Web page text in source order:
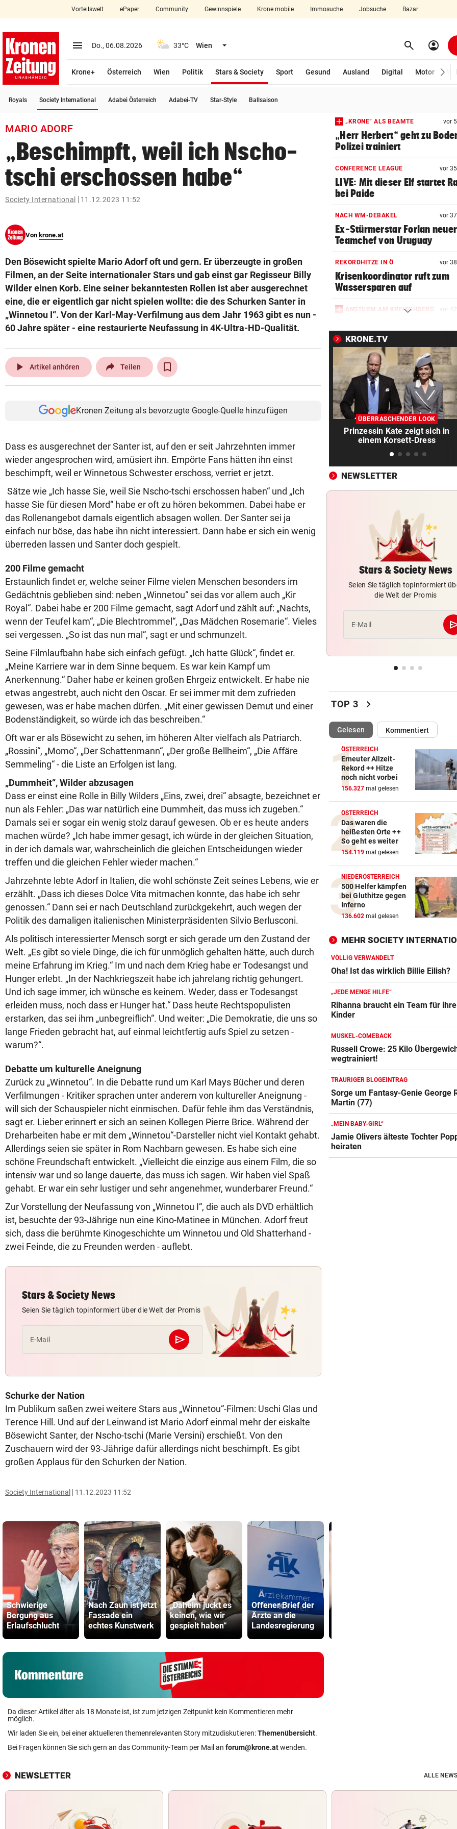
closeSchließen
account_circle Anmelden
arrow_right
Wien
bookmark
search
Suchbegriff
eingeben
© Krone Multimedia GmbH & Co KG 2026
Vorteilswelt ePaper Community Gewinnspiele Krone mobile Immosuche Jobsuche Bazar
menu Menü aufklappen
Do., 06.08.2026 33°C Wien Menü aufklappen search Suchen
account_circle
Krone+ Österreich Wien Politik Stars & Society
Sport
Gesund Ausland Digital Motor
Royals Society International Adabei Österreich Adabei-TV Star-Style Ballsaison
MARIO ADORF
„Beschimpft, weil ich Nscho-
tschi erschossen habe“
Society International 11.12.2023 11:52
Von krone.at
Den Bösewicht spielte Mario Adorf oft und gern. Er überzeugte in großen
Filmen, an der Seite internationaler Stars und gab einst gar Regisseur Billy
Wilder einen Korb. Eine seiner bekanntesten Rollen ist aber ausgerechnet
eine, die er eigentlich gar nicht spielen wollte: die des Schurken Santer in
„Winnetou I“. Von der Karl-May-Verfilmung aus dem Jahr 1963 gibt es nun -
60 Jahre später - eine restaurierte Neufassung in 4K-Ultra-HD-Qualität.
play_arrow Artikel anhören Teilen
Kronen Zeitung als bevorzugte Google-Quelle hinzufügen
Dass es ausgerechnet der Santer ist, auf den er seit Jahrzehnten immer
wieder angesprochen wird, amüsiert ihn. Empörte Fans hätten ihn einst
beschimpft, weil er Winnetous Schwester erschoss, verriet er jetzt.
Sätze wie „Ich hasse Sie, weil Sie Nscho-tschi erschossen haben“ und „Ich
hasse Sie für diesen Mord“ habe er oft zu hören bekommen. Dabei habe er
das Rollenangebot damals eigentlich absagen wollen. Der Santer sei ja
einfach nur böse, das habe ihn nicht interessiert. Dann habe er sich ein wenig
überreden lassen und Santer doch gespielt.
200 Filme gemacht
Erstaunlich findet er, welche seiner Filme vielen Menschen besonders im
Gedächtnis geblieben sind: neben „Winnetou“ sei das vor allem auch „Kir
Royal“. Dabei habe er 200 Filme gemacht, sagt Adorf und zählt auf: „Nachts,
wenn der Teufel kam“, „Die Blechtrommel“, „Das Mädchen Rosemarie“. Vieles
sei vergessen. „So ist das nun mal“, sagt er und schmunzelt.
Seine Filmlaufbahn habe sich einfach gefügt. „Ich hatte Glück“, findet er.
„Meine Karriere war in dem Sinne bequem. Es war kein Kampf um
Anerkennung.“ Daher habe er keinen großen Ehrgeiz entwickelt. Er habe nie
etwas angestrebt, auch nicht den Oscar. Er sei immer mit dem zufrieden
gewesen, was er habe machen dürfen. „Mit einer gewissen Demut und einer
Bodenständigkeit, so würde ich das beschreiben.“
Oft war er als Bösewicht zu sehen, im höheren Alter vielfach als Patriarch.
„Rossini“, „Momo“, „Der Schattenmann“, „Der große Bellheim“, „Die Affäre
Semmeling“ - die Liste an Erfolgen ist lang.
„Dummheit“, Wilder abzusagen
Dass er einst eine Rolle in Billy Wilders „Eins, zwei, drei“ absagte, bezeichnet er
nun als Fehler: „Das war natürlich eine Dummheit, das muss ich zugeben.“
Damals sei er sogar ein wenig stolz darauf gewesen. Ob er es heute anders
machen würde? „Ich habe immer gesagt, ich würde in der gleichen Situation,
in der ich damals war, wahrscheinlich die gleichen Entscheidungen wieder
treffen und die gleichen Fehler wieder machen.“
Jahrzehnte lebte Adorf in Italien, die wohl schönste Zeit seines Lebens, wie er
erzählt. „Dass ich dieses Dolce Vita mitmachen konnte, das habe ich sehr
genossen.“ Dann sei er nach Deutschland zurückgekehrt, auch wegen der
Politik des damaligen italienischen Ministerpräsidenten Silvio Berlusconi.
Als politisch interessierter Mensch sorgt er sich gerade um den Zustand der
Welt. „Es gibt so viele Dinge, die ich für unmöglich gehalten hätte, auch durch
meine Erfahrung im Krieg.“ Im und nach dem Krieg habe er Todesangst und
Hunger erlebt. „In der Nachkriegszeit habe ich jahrelang richtig gehungert.
Und ich sage immer, ich wünsche es keinem. Weder, dass er Todesangst
erleiden muss, noch dass er Hunger hat.“ Dass heute Rechtspopulisten
erstarken, das sei ihm „unbegreiflich“. Und weiter: „Die Demokratie, die uns so
lange Frieden gebracht hat, auf einmal leichtfertig aufs Spiel zu setzen -
warum?“.
Debatte um kulturelle Aneignung
Zurück zu „Winnetou“. In die Debatte rund um Karl Mays Bücher und deren
Verfilmungen - Kritiker sprachen unter anderem von kultureller Aneignung -
will sich der Schauspieler nicht einmischen. Dafür fehle ihm das Verständnis,
sagt er. Lieber erinnert er sich an seinen Kollegen Pierre Brice. Während der
Dreharbeiten habe er mit dem „Winnetou“-Darsteller nicht viel Kontakt gehabt.
Allerdings seien sie später in Rom Nachbarn gewesen. Es habe sich eine
schöne Freundschaft entwickelt. „Vielleicht die einzige aus einem Film, die so
intensiv war und so lange dauerte, das muss ich sagen. Wir haben viel Spaß
gehabt. Er war ein sehr lustiger und sehr angenehmer, wunderbarer Freund.“
Zur Vorstellung der Neufassung von „Winnetou I“, die auch als DVD erhältlich
ist, besuchte der 93-Jährige nun eine Kino-Matinee in München. Adorf freut
sich, dass die berühmte Kinogeschichte um Winnetou und Old Shatterhand -
zwei Feinde, die zu Freunden werden - auflebt.
Stars & Society News
Seien Sie täglich topinformiert über die Welt der Promis
E-Mail send
Abschicken
Schurke der Nation
Im Publikum saßen zwei weitere Stars aus „Winnetou“-Filmen: Uschi Glas und
Terence Hill. Und auf der Leinwand ist Mario Adorf einmal mehr der eiskalte
Bösewicht Santer, der Nscho-tschi (Marie Versini) erschießt. Von den
Zuschauern wird der 93-Jährige dafür allerdings nicht beschimpft. Es gibt
großen Applaus für den Schurken der Nation.
Society International 11.12.2023 11:52
Schwierige
Bergung aus
Erlaufschlucht
Nach Zaun ist jetzt
Fassade ein
echtes Kunstwerk
„Daheim juckt es
keinen, wie wir
gespielt haben“
Offener Brief der
Ärzte an die
Landesregierung
Da dieser Artikel älter als 18 Monate ist, ist zum jetzigen Zeitpunkt kein Kommentieren mehr
möglich.
Wir laden Sie ein, bei einer aktuelleren themenrelevanten Story mitzudiskutieren:Themenübersicht.
Bei Fragen können Sie sich gern an das Community-Team per Mail an forum@krone.atwenden.
„KRONE“ ALS BEAMTE vor
„Herr Herbert“ geht zu
Polizei trainiert
CONFERENCE LEAGUE vor
LIVE: Mit dieser Elf startet
bei Paide
NACH WM-DEBAKEL vor
Ex-Stürmerstar Forlan neuer
Teamchef von Uruguay
REKORDHITZE IN Ö vor
Krisenkoordinator ruft zum
Wassersparen auf
ANSTURM AM KREISCHBERG vor
Liftsessel wollen
HISTORISCHE FAHRT vor 42
Weltrekord! Weltmeister siegt
unter Schmerzen
FLASCHE UND SCHWERT vor
Lange Gefängnisstrafen
Folter-Vergewaltigung
Brand in Mehrparteienhaus
Personen evakuiert
Oha! Ist das wirklich Billie
SCHRECK FÜR DEUTSCHEN
Riesenschlange beim
Rasenmähen entdeckt
Rekord-Alpinist Purja am
WALDBRAND-WARNSYSTEM vor
KI-Drohnen sollen durch das
für Leipzig fix
WENDE KURZ VOR ANPFIFF
Jetzt also doch! ORF zeigt das
Spiel der Austria
IN MEHREREN GEMEINDEN vor
Aufgedeckt! Chaos bei
Wassergebühren im Ländle
BRENZLIGE SITUATION vor
Trumps Heli beinahe mit
Passagierjet kollidiert
Wunschspieler! GAK angelt
junges ÖFB-Juwel
AUCH NEUER THEMENWEG vor
Nationalpark sucht wieder
„JEDE MENGE HILFE“
Rihanna braucht ein Team
drei Kinder
GROSSEINSATZ IN WIEN vor 2
Dorotheum-Überfall: Täter in
Filiale verschanzt
KRONE.TV
ÜBERRASCHENDER LOOK
Prinzessin Kate zeigt sich in
einem Korsett-Dress
NEWSLETTER
Stars & Society News
Seien Sie täglich topinformiert
die Welt der Promis
E-Mail
TOP 3 chevron_right
Gelesen(ausgewählt)Kommentiert
ÖSTERREICH
Erneuter Allzeit-
Rekord ++ Hitze
noch nicht vorbei
156.327 mal gelesen
ÖSTERREICH
Das waren die
heißesten Orte ++
So geht es weiter
154.119 mal gelesen
NIEDERÖSTERREICH
500 Helfer kämpfen
bei Gluthitze gegen
Inferno
136.602 mal gelesen
MEHR SOCIETY
VÖLLIG VERWANDELT
Oha! Ist das wirklich Billie Eilish?
„JEDE MENGE HILFE“
Rihanna braucht ein Team für
Kinder
MUSKEL-COMEBACK
Russell Crowe: 25 Kilo
wegtrainiert!
TRAURIGER BLOGEINTRAG
Sorge um Fantasy-Genie George
Martin (77)
„MEIN BABY-GIRL“
Jamie Olivers älteste Tochter
heiraten
NEWSLETTER ALLE